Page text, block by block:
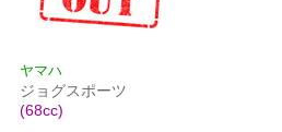
ヤマハ
ジョグスポーツ
(68cc)